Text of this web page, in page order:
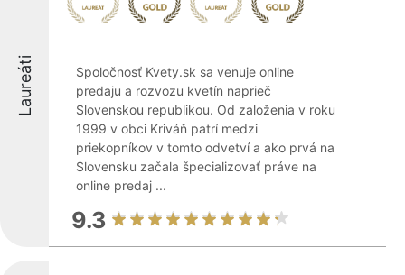
Laureáti
Spoločnosť Kvety.sk sa venuje online
predaju a rozvozu kvetín naprieč
Slovenskou republikou. Od založenia v roku
1999 v obci Kriváň patrí medzi
priekopníkov v tomto odvetví a ako prvá na
Slovensku začala špecializovať práve na
online predaj ...
9.3